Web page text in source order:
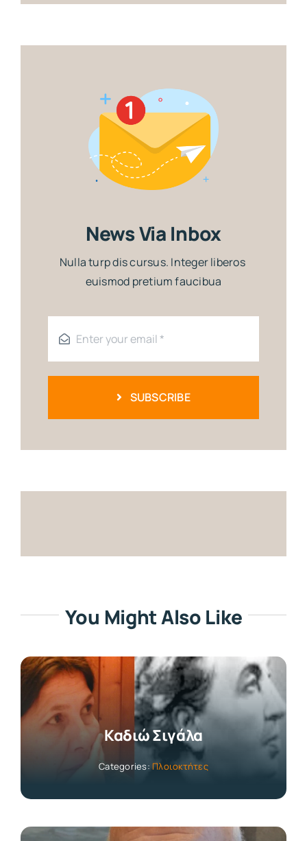
News Via Inbox
Nulla turp dis cursus. Integer liberos
euismod pretium faucibua
SUBSCRIBE
You Might Also Like
Καδιώ Σιγάλα
Categories:Πλοιοκτήτες